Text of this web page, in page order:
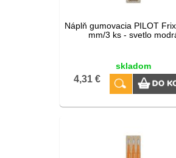
Náplň gumovacia PILOT
mm/3 ks - svetlo
skladom
4,31 €